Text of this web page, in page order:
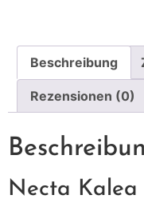
Beschreibung
Rezensionen (0)
Necta Kalea